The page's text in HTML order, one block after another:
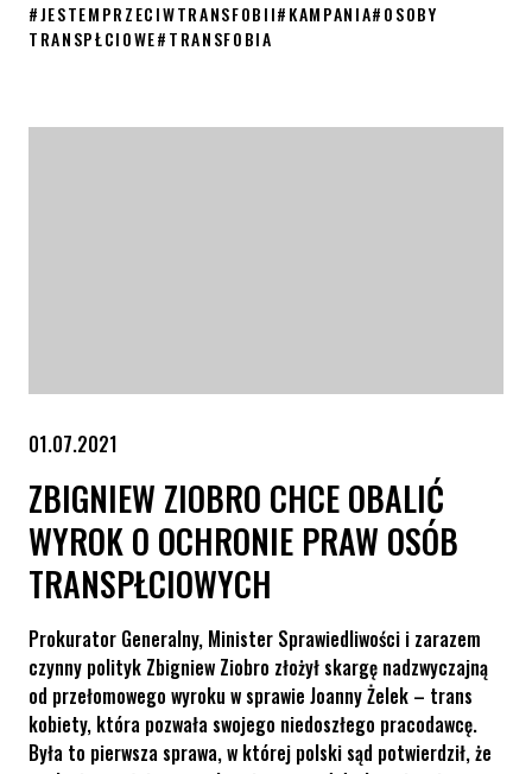
#JESTEMPRZECIWTRANSFOBII#KAMPANIA#OSOBY
TRANSPŁCIOWE#TRANSFOBIA
01.07.2021
ZBIGNIEW ZIOBRO CHCE OBALIĆ
WYROK O OCHRONIE PRAW OSÓB
TRANSPŁCIOWYCH
Prokurator Generalny, Minister Sprawiedliwości i zarazem
czynny polityk Zbigniew Ziobro złożył skargę nadzwyczajną
od przełomowego wyroku w sprawie Joanny Żelek – trans
kobiety, która pozwała swojego niedoszłego pracodawcę.
Była to pierwsza sprawa, w której polski sąd potwierdził, że